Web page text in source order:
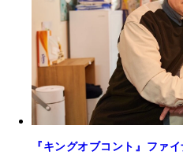
『キングオブコント』ファ